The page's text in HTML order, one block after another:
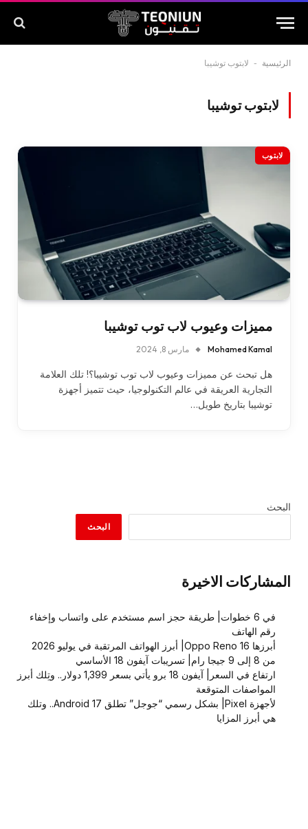
الرئيسية - لابتوب توشيبا
لابتوب توشيبا
لابتوب
مميزات وعيوب لاب توب توشيبا
Mohamed Kamal مارس 8, 2024
هل تبحث عن مميزات وعيوب لاب توب توشيبا؟! تلك العلامة
التجارية العريقة في عالم التكنولوجيا، حيث تتميز أجهزة
توشيبا بتاريخ طويل…
البحث
البحث
المشاركات الاخيرة
في 6 خطوات| طريقة حجز اسم مستخدم على واتساب وإخفاء
رقم الهاتف
أبرزها Oppo Reno 16| أبرز الهواتف المرتقبة في يوليو 2026
من 8 إلى 9 جيجا رام| تسريبات آيفون 18 الأساسي
ارتفاع في السعر| آيفون 18 برو يأتي بسعر 1,399 دولار.. وتِلك أبرز
المواصفات المتوقعة
لأجهزة Pixel| بشكل رسمي “جوجل” تطلق Android 17.. وتلك
هي أبرز المزايا